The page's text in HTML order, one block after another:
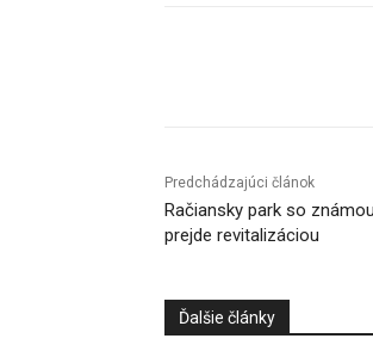
Predchádzajúci článok
Račiansky park so
prejde revitalizáciou
Ďalšie články